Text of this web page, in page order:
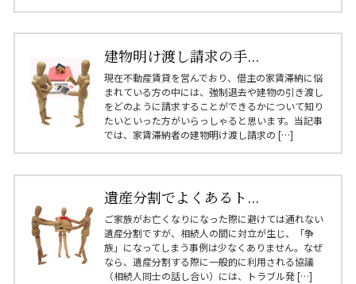
建物明け渡し請求の手...
現在不動産賃貸を営んでおり、借主の家賃滞納に悩
まれている方の中には、強制退去や建物の引き渡し
をどのように請求することができるかについて知り
たいといった方がいらっしゃると思います。当記事
では、家賃滞納者の建物明け渡し請求の […]
遺産分割でよくあるト...
ご家族がお亡くなりになった際に避けては通れない
遺産分割ですが、相続人の間に対立が生じ、「争
族」になってしまう事例は少なくありません。なぜ
なら、遺産分割する際に一般的に利用される協議
（相続人同士の話し合い）には、トラブル発 […]